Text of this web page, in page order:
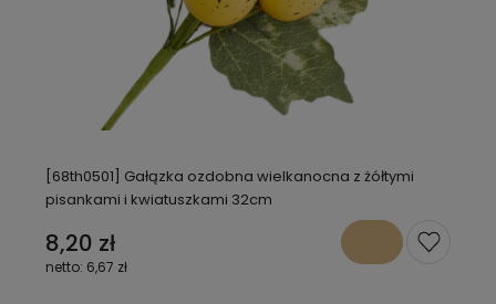
[68th0501] Gałązka ozdobna wielkanocna z żółtymi
pisankami i kwiatuszkami 32cm
8,20 zł
6,67 zł